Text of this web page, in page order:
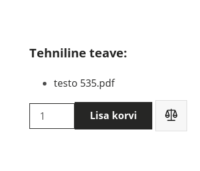
Tehniline teave:
testo 535.pdf
Testo
535
Lisa korvi